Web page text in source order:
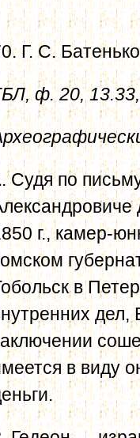
Г. С.
ф. 20,
. Судя по
г., камер-
в
дел,
в виду